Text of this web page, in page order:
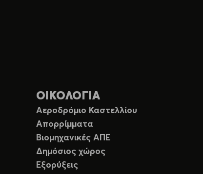
ΟΙΚΟΛΟΓΙΑ
Αεροδρόμιο Καστελλίου
Απορρίμματα
Βιομηχανικές ΑΠΕ
Δημόσιος χώρος
Εξορύξεις